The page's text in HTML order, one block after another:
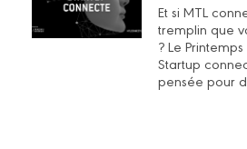
Et si MTL
tremplin que
? Le
Startup
pensée pour